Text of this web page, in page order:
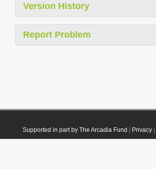
Version History
Report Problem
Supported in part by The Arcadia Fund Privacy|